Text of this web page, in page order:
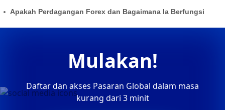
Apakah Perdagangan Forex dan Bagaimana Ia Berfungsi
Mulakan!
Daftar dan akses Pasaran Global dalam masa
kurang dari 3 minit